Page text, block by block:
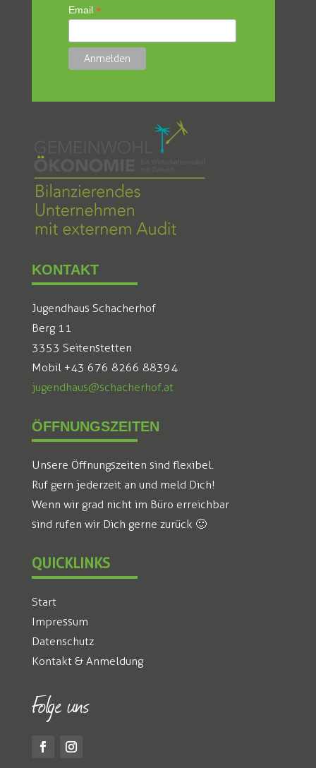
Email*
KONTAKT
Jugendhaus Schacherhof
Berg 11
3353 Seitenstetten
Mobil +43 676 8266 88394
jugendhaus@schacherhof.at
ÖFFNUNGSZEITEN
Unsere Öffnungszeiten sind flexibel.
Ruf gern jederzeit an und meld Dich!
Wenn wir grad nicht im Büro erreichbar
sind rufen wir Dich gerne zurück 🙂
QUICKLINKS
Start
Impressum
Datenschutz
Kontakt & Anmeldung
Folge uns